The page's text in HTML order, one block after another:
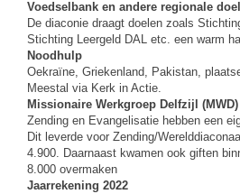
Voedselbank en andere regionale
De diaconie draagt doelen zoals
Stichting Leergeld DAL etc. een warm
Noodhulp
Oekraïne, Griekenland, Pakistan,
Meestal via Kerk in Actie.
Missionaire Werkgroep Delfzijl (MWD)
Zending en Evangelisatie hebben een
Dit leverde voor Zending/
4.900. Daarnaast kwamen ook giften
8.000 overmaken
Jaarrekening 2022